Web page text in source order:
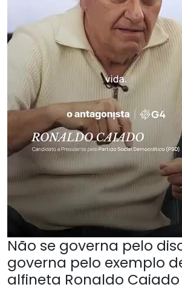
Não se governa pelo
governa pelo exemplo
alfineta Ronaldo Caiado